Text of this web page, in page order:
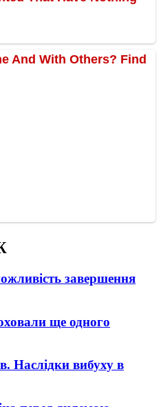
завершення
ще одного
Наслідки вибуху в